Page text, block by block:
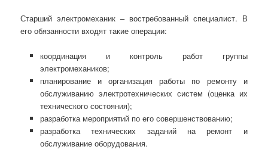
Старший электромеханик – востребованный специалист. В
его обязанности входят такие операции:
координация и контроль работ группы
электромехаников;
планирование и организация работы по ремонту и
обслуживанию электротехнических систем (оценка их
технического состояния);
разработка мероприятий по его совершенствованию;
разработка технических заданий на ремонт и
обслуживание оборудования.